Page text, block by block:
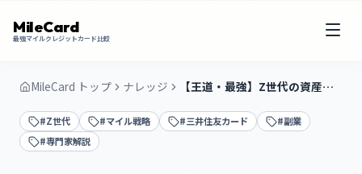
MileCard
最強マイルクレジットカード比較
MileCard トップ ナレッジ 【王道・最強】Z世代の資産形成×マイル新常識。月5万稼ぐ10代女子が「三井住友カード ビジネスオーナーズ」でソウル往復を勝ち取るまで
#Z世代 #マイル戦略 #三井住友カード
#副業
#専門家解説